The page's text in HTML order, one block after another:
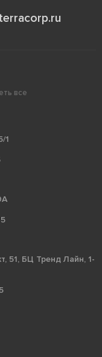
все
1
51, БЦ Тренд Лайн, 1-